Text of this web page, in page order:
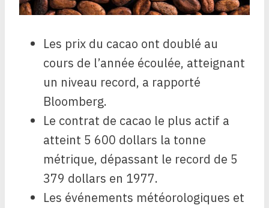
Les prix du cacao ont doublé au
cours de l’année écoulée, atteignant
un niveau record, a rapporté
Bloomberg.
Le contrat de cacao le plus actif a
atteint 5 600 dollars la tonne
métrique, dépassant le record de 5
379 dollars en 1977.
Les événements météorologiques et